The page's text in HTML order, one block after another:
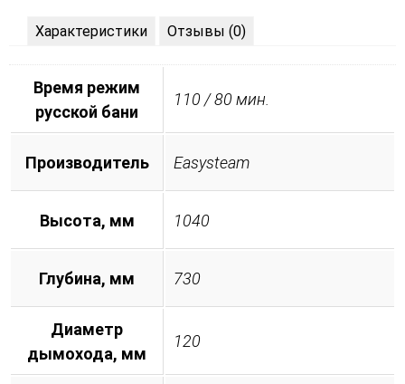
Характеристики Отзывы (0)
Время режим
русской бани
110 / 80 мин.
Производитель Easysteam
Высота, мм 1040
Глубина, мм 730
Диаметр
дымохода, мм
120